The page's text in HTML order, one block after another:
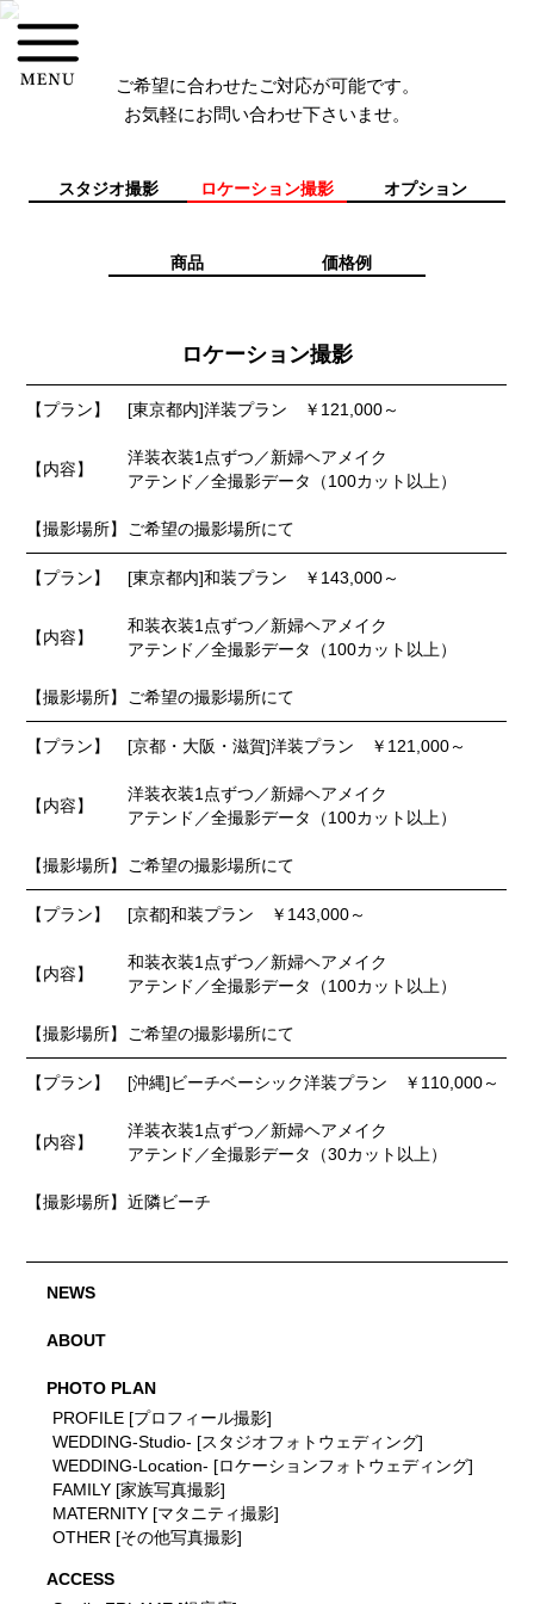
ご希望に合わせたご対応が可能です。
お気軽にお問い合わせ下さいませ。
スタジオ撮影 ロケーション撮影 オプション
商品 価格例
ロケーション撮影
【プラン】 [東京都内]洋装プラン ￥121,000～
【内容】
洋装衣装1点ずつ／新婦ヘアメイク
アテンド／全撮影データ（100カット以上）
【撮影場所】 ご希望の撮影場所にて
【プラン】 [東京都内]和装プラン ￥143,000～
【内容】
和装衣装1点ずつ／新婦ヘアメイク
アテンド／全撮影データ（100カット以上）
【撮影場所】 ご希望の撮影場所にて
【プラン】 [京都・大阪・滋賀]洋装プラン ￥121,000～
【内容】
洋装衣装1点ずつ／新婦ヘアメイク
アテンド／全撮影データ（100カット以上）
【撮影場所】 ご希望の撮影場所にて
【プラン】 [京都]和装プラン ￥143,000～
【内容】
和装衣装1点ずつ／新婦ヘアメイク
アテンド／全撮影データ（100カット以上）
【撮影場所】 ご希望の撮影場所にて
【プラン】 [沖縄]ビーチベーシック洋装プラン ￥110,000～
【内容】
洋装衣装1点ずつ／新婦ヘアメイク
アテンド／全撮影データ（30カット以上）
【撮影場所】 近隣ビーチ
NEWS
ABOUT
PHOTO PLAN
PROFILE [プロフィール撮影]
WEDDING-Studio- [スタジオフォトウェディング]
WEDDING-Location- [ロケーションフォトウェディング]
FAMILY [家族写真撮影]
MATERNITY [マタニティ撮影]
OTHER [その他写真撮影]
ACCESS